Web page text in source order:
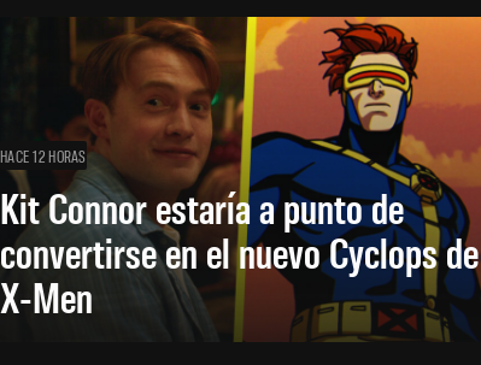
HACE 12 HORAS
Kit Connor estaría a punto de
convertirse en el nuevo Cyclops de
X-Men